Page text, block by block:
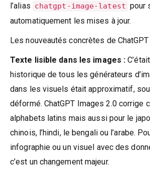
l’alias chatgpt-image-latest pour
automatiquement les mises à jour.
Les nouveautés concrètes de
Texte lisible dans les images :
historique de tous les générateurs
dans les visuels était approximatif,
déformé. ChatGPT Images 2.0 corrige
alphabets latins mais aussi pour le
chinois, l’hindi, le bengali ou l’arabe.
infographie ou un visuel avec des
c’est un changement majeur.